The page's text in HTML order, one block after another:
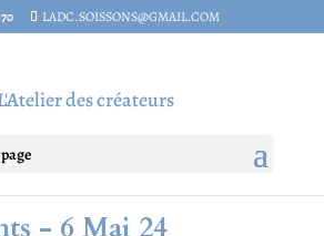
LADC.SOISSONS@GMAIL.COM
- 6 Mai 24